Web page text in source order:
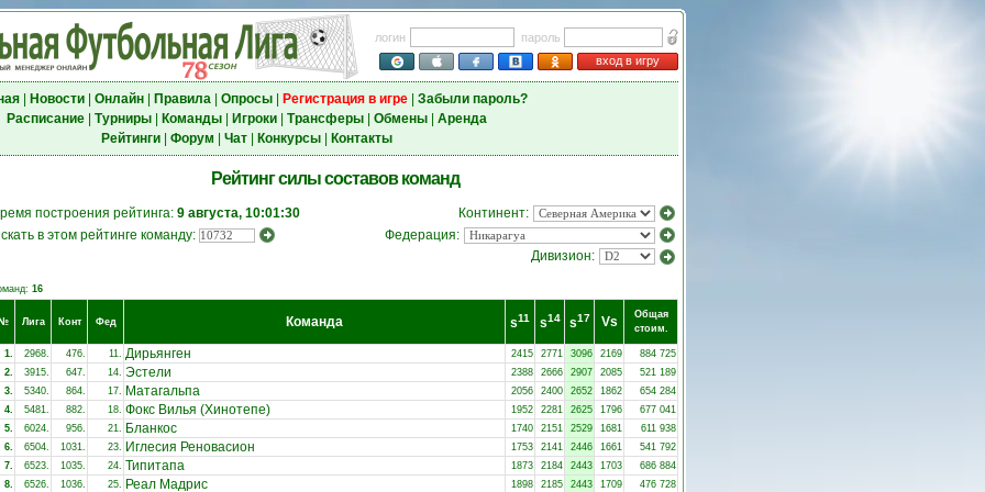
логин
пароль
вход в игру
| Новости| Онлайн| Правила| Опросы| Регистрация в игре| Забыли пароль?
Расписание| Турниры| Команды| Игроки| Трансферы| Обмены| Аренда
Рейтинги| Форум Чат| Конкурсы| Контакты
Рейтинг силы составов команд
построения рейтинга: 9 августа, 10:01:30
Континент:
в этом рейтинге команду:
Федерация:
Дивизион:
16
Лига Конт Фед Команда s11 s14 s17 Vs
Общая
стоим.
1. 2968. 476. 11. Дирьянген 2415 2771 3096 2169
884 725
2.
3915. 647. 14. Эстели 2388 2666 2907 2085
521 189
3.
5340. 864. 17. Матагальпа 2056 2400 2652 1862
654 284
4.
5481. 882. 18. Фокс Вилья (Хинотепе) 1952 2281 2625 1796
677 041
5.
6024. 956. 21. Бланкос 1740 2151 2529 1681
611 938
6.
6504. 1031. 23. Иглесия Реновасион 1753 2141 2446 1661
541 792
7.
6523. 1035. 24. Типитапа 1873 2184 2443 1703
686 884
8.
6526. 1036. 25. Реал Мадрис 1898 2185 2443 1709 476 728